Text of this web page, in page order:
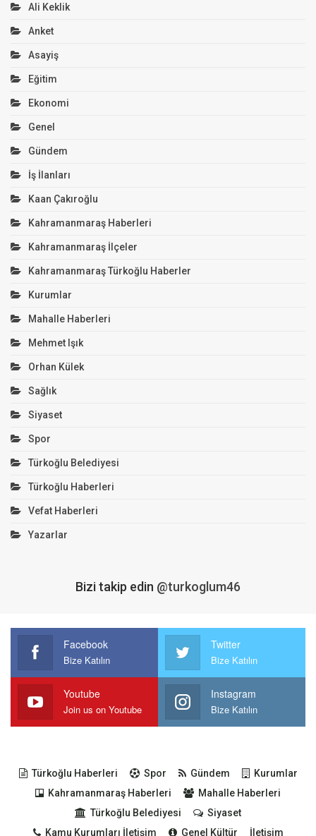
Ali Keklik
Anket
Asayiş
Eğitim
Ekonomi
Genel
Gündem
İş İlanları
Kaan Çakıroğlu
Kahramanmaraş Haberleri
Kahramanmaraş İlçeler
Kahramanmaraş Türkoğlu Haberler
Kurumlar
Mahalle Haberleri
Mehmet Işık
Orhan Külek
Sağlık
Siyaset
Spor
Türkoğlu Belediyesi
Türkoğlu Haberleri
Vefat Haberleri
Yazarlar
Bizi takip edin @turkoglum46
Facebook
Bize Katılın
Twitter
Bize Katılın
Youtube
Join us on Youtube
Instagram
Bize Katılın
Türkoğlu Haberleri Spor Gündem
Kurumlar
Kahramanmaraş Haberleri
Mahalle Haberleri
Türkoğlu Belediyesi
Siyaset
Kamu Kurumları İletişim
Genel Kültür İletişim